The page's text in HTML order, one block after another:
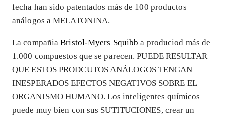
fecha han sido patentados más de 100 productos
análogos a MELATONINA.
La compañiaBristol-Myers Squibb a produciod más de
1.000 compuestos que se parecen. PUEDE RESULTAR
QUE ESTOS PRODCUTOS ANÁLOGOS TENGAN
INESPERADOS EFECTOS NEGATIVOS SOBRE EL
ORGANISMO HUMANO. Los inteligentes químicos
puede muy bien con sus SUTITUCIONES, crear un